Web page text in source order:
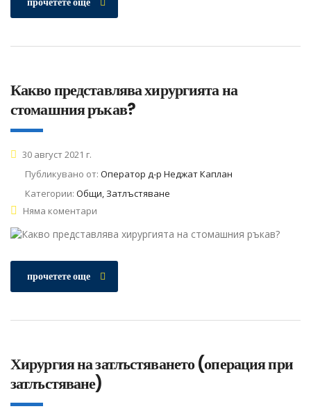
Какво представлява хирургията на
стомашния ръкав?
30 август 2021 г.
Публикувано от: Оператор д-р Неджат Каплан
Категории: Общи, Затлъстяване
Няма коментари
прочетете още
Хирургия на затлъстяването (операция при
затлъстяване)